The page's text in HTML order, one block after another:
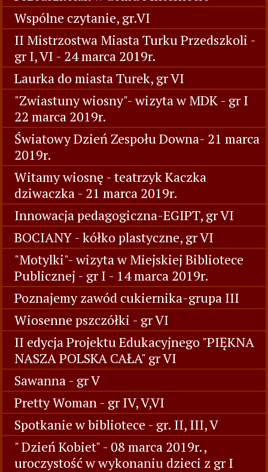
Wspólne czytanie, gr.VI
II Mistrzostwa Miasta Turku Przedszkoli -
gr I, VI - 24 marca 2019r.
Laurka do miasta Turek, gr VI
"Zwiastuny wiosny"- wizyta w MDK - gr I
22 marca 2019r.
Światowy Dzień Zespołu Downa- 21 marca
2019r.
Witamy wiosnę - teatrzyk Kaczka
dziwaczka - 21 marca 2019r.
Innowacja pedagogiczna-EGIPT, gr VI
BOCIANY - kółko plastyczne, gr VI
"Motylki"- wizyta w Miejskiej Bibliotece
Publicznej - gr I - 14 marca 2019r.
Poznajemy zawód cukiernika-grupa III
Wiosenne pszczółki - gr VI
II edycja Projektu Edukacyjnego "PIĘKNA
NASZA POLSKA CAŁA" gr VI
Sawanna - gr V
Pretty Woman - gr IV, V,VI
Spotkanie w bibliotece - gr. II, III, V
" Dzień Kobiet" - 08 marca 2019r.,
uroczystość w wykonaniu dzieci z gr I